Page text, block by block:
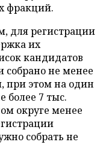
фракций.
для регистрации
их
кандидатов
собрано не менее
при этом на один
более 7 тыс.
округе менее
собрать не